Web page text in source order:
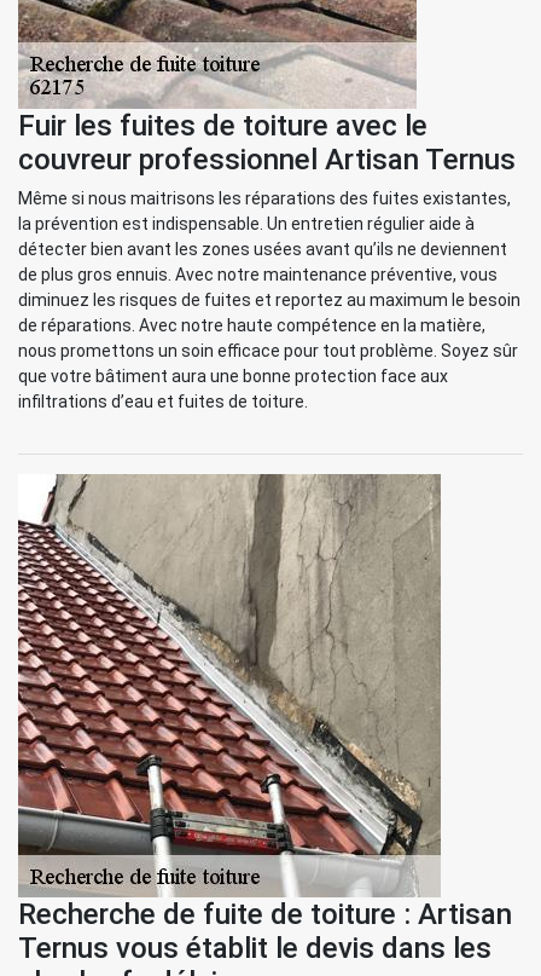
Fuir les fuites de toiture avec le
couvreur professionnel Artisan Ternus
Même si nous maitrisons les réparations des fuites existantes,
la prévention est indispensable. Un entretien régulier aide à
détecter bien avant les zones usées avant qu’ils ne deviennent
de plus gros ennuis. Avec notre maintenance préventive, vous
diminuez les risques de fuites et reportez au maximum le besoin
de réparations. Avec notre haute compétence en la matière,
nous promettons un soin efficace pour tout problème. Soyez sûr
que votre bâtiment aura une bonne protection face aux
infiltrations d’eau et fuites de toiture.
Recherche de fuite de toiture : Artisan
Ternus vous établit le devis dans les